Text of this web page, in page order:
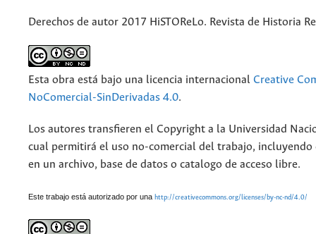
Derechos de autor 2017 HiSTOReLo. Revista de Historia
Esta obra está bajo una licencia internacional Creative
NoComercial-SinDerivadas 4.0.
Los autores transfieren el Copyright a la Universidad
cual permitirá el uso no-comercial del trabajo, incluyendo
en un archivo, base de datos o catalogo de acceso libre.
Este trabajo está autorizado por una http://creativecommons.org/licenses/by-nc-nd/4.0/